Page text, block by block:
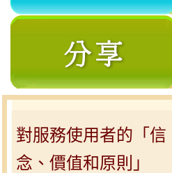
對服務使用者的「信
念、價值和原則」